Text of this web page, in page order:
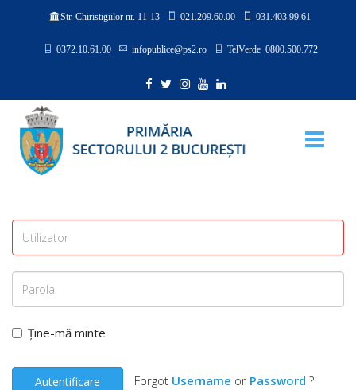
Str. Chiristigiilor nr. 11-13 021.209.60.00 031.403.99.61
0372.10.61.00 infopublice@ps2.ro TelVerde 0800.500.772
Ține-mă minte
Autentificare Forgot Username or Password ?